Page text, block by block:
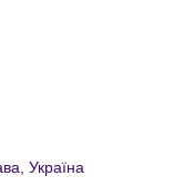
Україна